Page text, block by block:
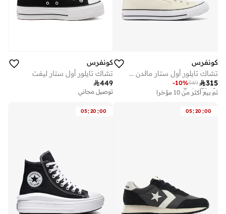
كونفرس
تشاك تايلور أول ستار مالدن ستريت
315
349
-10%
توصيل مجاني
تم بيع أكثر من 10 مؤخرا
كونفرس
تشاك تايلور أول ستار ليفت
449
توصيل مجاني
05:20 :00
05:20 :00